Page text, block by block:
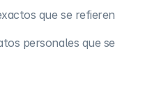
que se refieren
personales que se